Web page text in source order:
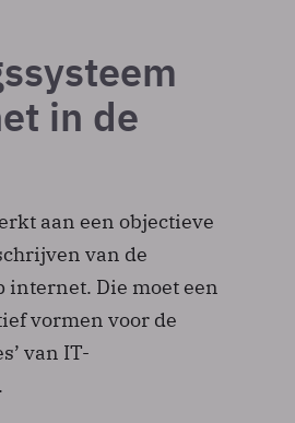
in de
aan een objectieve
van de
Die moet een
vormen voor de
van IT-